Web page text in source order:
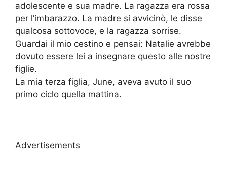
adolescente e sua madre. La ragazza era rossa
per l’imbarazzo. La madre si avvicinò, le disse
qualcosa sottovoce, e la ragazza sorrise.
Guardai il mio cestino e pensai: Natalie avrebbe
dovuto essere lei a insegnare questo alle nostre
figlie.
La mia terza figlia, June, aveva avuto il suo
primo ciclo quella mattina.
Advertisements